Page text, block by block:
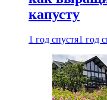
капусту
1 год спустя1 год